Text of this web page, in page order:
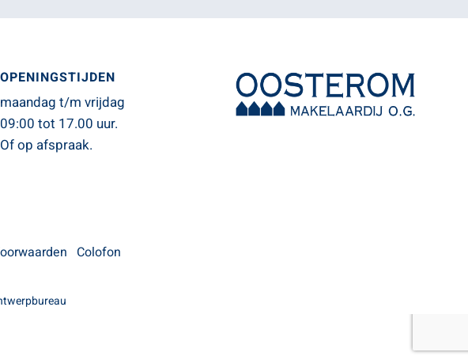
OPENINGSTIJDEN
maandag t/m vrijdag
09:00 tot 17.00 uur.
Of op afspraak.
Colofon